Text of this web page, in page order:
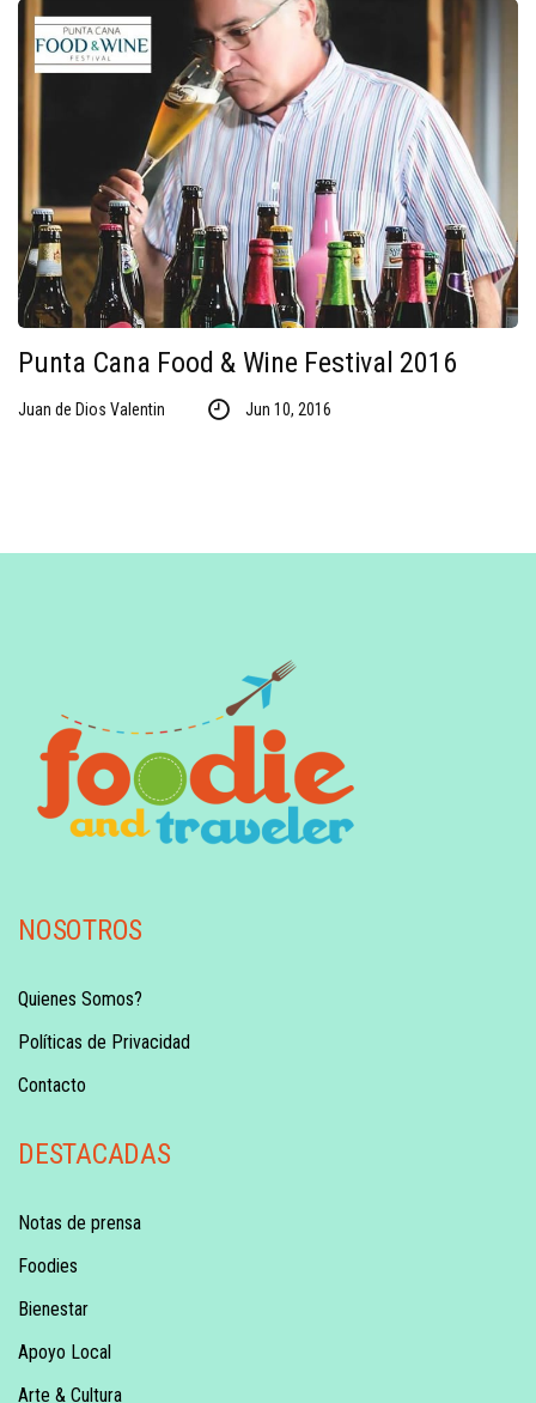
Punta Cana Food & Wine Festival 2016
Juan de Dios Valentin Jun 10, 2016
NOSOTROS
Quienes Somos?
Políticas de Privacidad
Contacto
DESTACADAS
Notas de prensa
Foodies
Bienestar
Apoyo Local
Arte & Cultura